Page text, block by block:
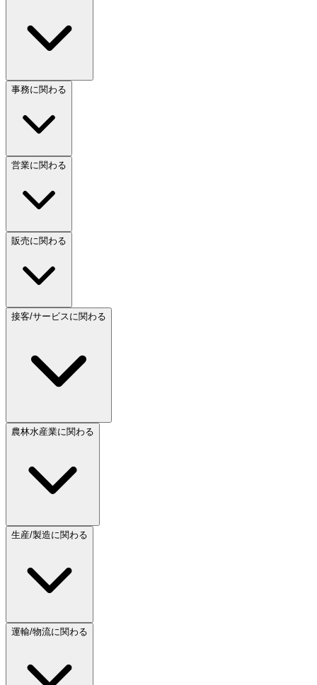
事務に関わる
営業に関わる
販売に関わる
接客/サービスに関わる
農林水産業に関わる
生産/製造に関わる
運輸/物流に関わる